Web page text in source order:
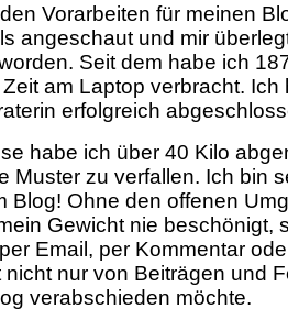
Vorarbeiten für meinen
angeschaut und mir
Seit dem habe ich
am Laptop verbracht.
erfolgreich
habe ich über 40 Kilo
Muster zu verfallen. Ich bin
Blog! Ohne den offenen
Gewicht nie
Email, per Kommentar
nur von Beiträgen und
verabschieden möchte.